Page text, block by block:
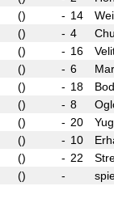
() - 14
() - 4
() - 16
() - 6
() - 18
() - 8
() - 20
() - 10
() - 22
() -